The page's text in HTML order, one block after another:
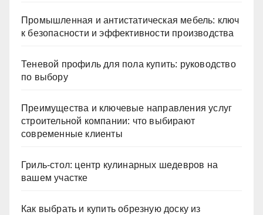
Промышленная и антистатическая мебель: ключ
к безопасности и эффективности производства
Теневой профиль для пола купить: руководство
по выбору
Преимущества и ключевые направления услуг
строительной компании: что выбирают
современные клиенты
Гриль-стол: центр кулинарных шедевров на
вашем участке
Как выбрать и купить обрезную доску из